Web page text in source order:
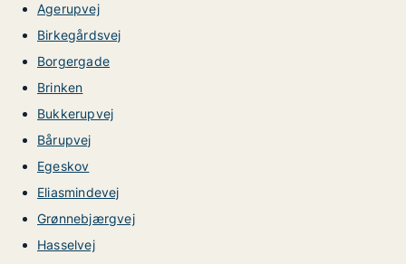
Agerupvej
Birkegårdsvej
Borgergade
Brinken
Bukkerupvej
Bårupvej
Egeskov
Eliasmindevej
Grønnebjærgvej
Hasselvej